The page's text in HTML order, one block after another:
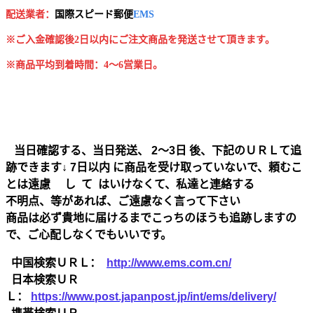
配送業者： 国 際スピード郵便EMS
※ご入金確認後2日以内にご注文商品を発送させて頂きます。
※商品平均到着時間：4～6営業日。
当日確認する、当日発送、 2～3日 後、下記のＵＲＬて追
跡できます↓ 7日以内 に商品を受け取っていないで、頼むこ
とは遠慮 し て はいけなくて、私達と連絡する
不明点、等があれば、ご遠慮なく言って下さい
商品は必ず貴地に届けるまでこっちのほうも追跡しますの
で、ご心配しなくでもいいです。
中国検索ＵＲＬ：
http://www.ems.com.cn/
日本検索ＵＲ
Ｌ：
https://www.post.japanpost.jp/int/ems/delivery/